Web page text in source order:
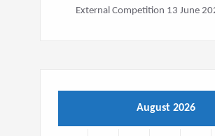
External Competition 13 June
August 2026